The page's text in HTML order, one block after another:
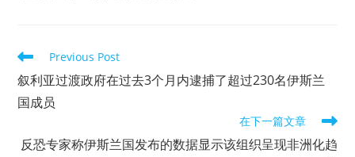
Read
articles
Previous Post
叙利亚过渡政府在过去3个月内逮捕了超过230名伊斯兰
国成员
在下一篇文章
反恐专家称伊斯兰国发布的数据显示该组织呈现非洲化趋